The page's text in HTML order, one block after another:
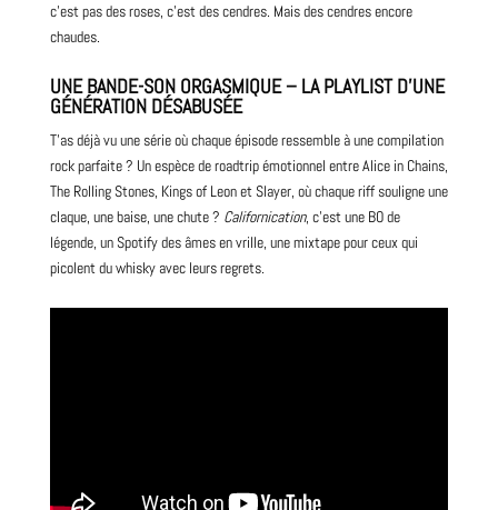
c’est pas des roses, c’est des cendres. Mais des cendres encore
chaudes.
UNE BANDE-SON ORGASMIQUE – LA PLAYLIST D’UNE
GÉNÉRATION DÉSABUSÉE
T’as déjà vu une série où chaque épisode ressemble à une compilation
rockparfaite ? Un espèce de roadtrip émotionnel entre Alice in Chains,
The Rolling Stones, Kings of Leon etSlayer, où chaque riff souligne une
claque, une baise, une chute ? Californication, c’est une BO de
légende, unSpotifydes âmes en vrille, une mixtape pour ceux qui
picolent du whisky avec leurs regrets.